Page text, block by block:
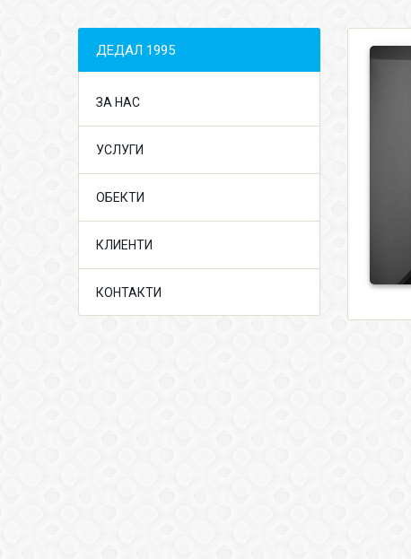
ДЕДАЛ 1995
ЗА НАС
УСЛУГИ
ОБЕКТИ
КЛИЕНТИ
КОНТАКТИ